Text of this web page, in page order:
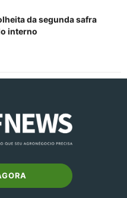
da segunda safra
interno